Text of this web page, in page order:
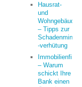
Hausrat-
und
– Tipps zur
-verhütung
– Warum
schickt Ihre
Bank einen